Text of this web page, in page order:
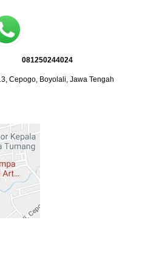
: 081250244024
Cepogo, Boyolali, Jawa Tengah